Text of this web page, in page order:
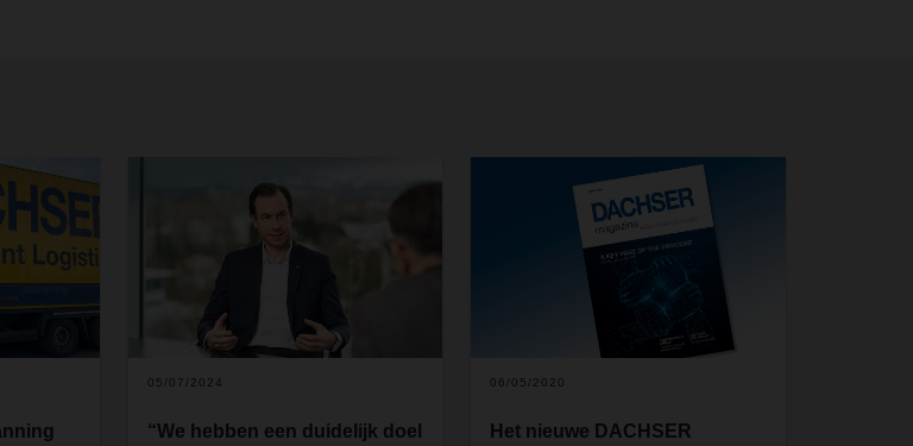
05/07/2024
“We hebben een duidelijk doel
06/05/2020
Het nieuwe DACHSER